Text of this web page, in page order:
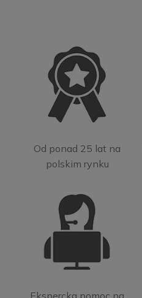
Od ponad 25 lat na
polskim rynku